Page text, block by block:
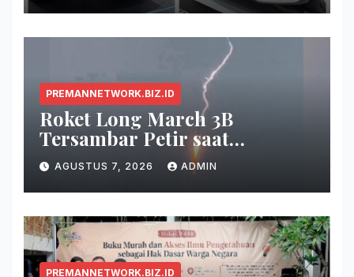
PREMANNETWORK.BIZ.ID
Roket Long March 3B
Tersambar Petir saat
Meluncur, Misi Tetap Berhasil
AGUSTUS 7, 2026 ADMIN
PREMANNETWORK.BIZ.ID